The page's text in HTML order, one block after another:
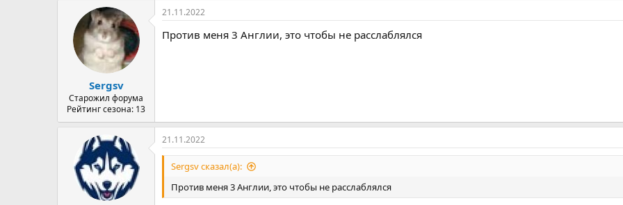
Sergsv
Старожил форума
Рейтинг сезона: 13
21.11.2022
Против меня 3 Англии, это чтобы не расслаблялся
21.11.2022
Sergsv сказал(а):
Против меня 3 Англии, это чтобы не расслаблялся